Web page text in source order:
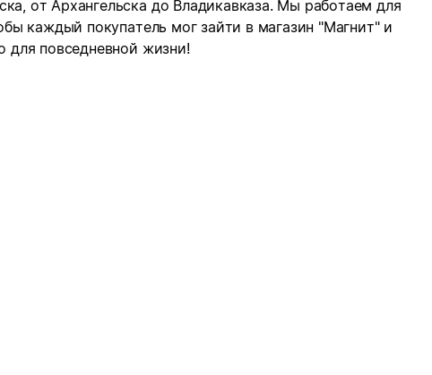
от Архангельска до Владикавказа. Мы работаем для
каждый покупатель мог зайти в магазин "Магнит" и
для повседневной жизни!